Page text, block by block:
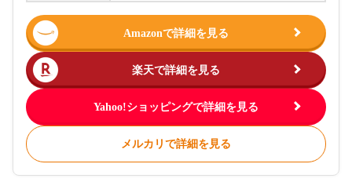
Amazonで詳細を見る
楽天で詳細を見る
Yahoo!ショッピングで詳細を見る
メルカリで詳細を見る